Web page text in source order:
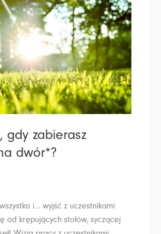
gdy zabierasz
dwór*?
i… wyjść z uczestnikami
od krępujących stołów, syczącej